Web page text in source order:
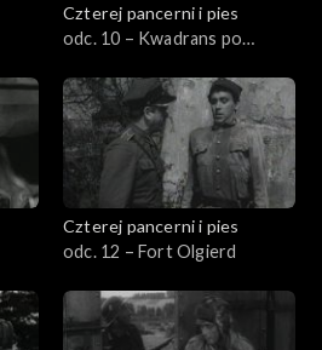
Czterej pancerni i pies
odc. 10 – Kwadrans po
Czterej pancerni i pies
odc. 12 – Fort Olgierd